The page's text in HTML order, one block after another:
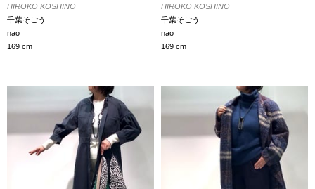
HIROKO KOSHINO
千葉そごう
nao
169 cm
HIROKO KOSHINO
千葉そごう
nao
169 cm